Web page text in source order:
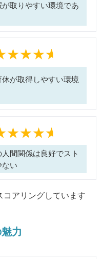
取りやすい環境であ
休が取得しやすい環境
間関係は良好でスト
ない
アリングしています
力